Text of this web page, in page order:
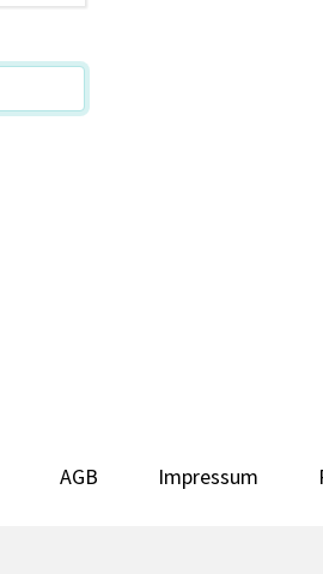
AGB Impressum